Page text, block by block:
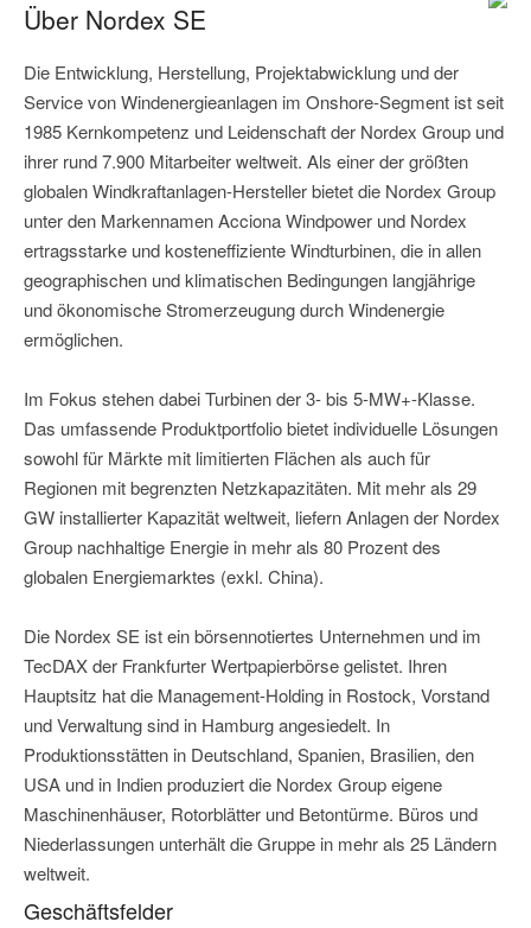
Über Nordex SE
Die Entwicklung, Herstellung, Projektabwicklung und der
Service von Windenergieanlagen im Onshore-Segment ist seit
1985 Kernkompetenz und Leidenschaft der Nordex Group und
ihrer rund 7.900 Mitarbeiter weltweit. Als einer der größten
globalen Windkraftanlagen-Hersteller bietet die Nordex Group
unter den Markennamen Acciona Windpower und Nordex
ertragsstarke und kosteneffiziente Windturbinen, die in allen
geographischen und klimatischen Bedingungen langjährige
und ökonomische Stromerzeugung durch Windenergie
ermöglichen.
Im Fokus stehen dabei Turbinen der 3- bis 5-MW+-Klasse.
Das umfassende Produktportfolio bietet individuelle Lösungen
sowohl für Märkte mit limitierten Flächen als auch für
Regionen mit begrenzten Netzkapazitäten. Mit mehr als 29
GW installierter Kapazität weltweit, liefern Anlagen der Nordex
Group nachhaltige Energie in mehr als 80 Prozent des
globalen Energiemarktes (exkl. China).
Die Nordex SE ist ein börsennotiertes Unternehmen und im
TecDAX der Frankfurter Wertpapierbörse gelistet. Ihren
Hauptsitz hat die Management-Holding in Rostock, Vorstand
und Verwaltung sind in Hamburg angesiedelt. In
Produktionsstätten in Deutschland, Spanien, Brasilien, den
USA und in Indien produziert die Nordex Group eigene
Maschinenhäuser, Rotorblätter und Betontürme. Büros und
Niederlassungen unterhält die Gruppe in mehr als 25 Ländern
weltweit.
Geschäftsfelder